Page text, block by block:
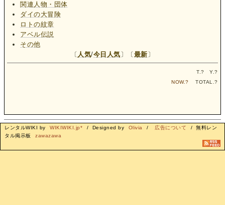
関連人物・団体
ダイの大冒険
ロトの紋章
アベル伝説
その他
〔 人気/今日人気〕〔最新〕
T.? Y.?
NOW.? TOTAL.?
レンタルWIKI by WIKIWIKI.jp* / Designed by Olivia / 広告について
/ 無料レン
タル掲示板
zawazawa